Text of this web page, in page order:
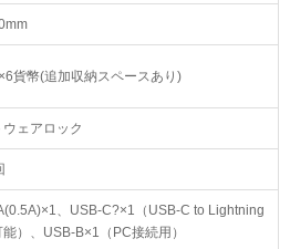
貨幣(追加収納スペースあり)
ウェアロック
、USB-C?×1（USB-C to Lightning
）、USB-B×1（PC接続用）